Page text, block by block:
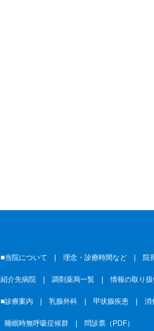
■当院について |理念・診療時間など |院
紹介先病院 |調剤薬局一覧 |情報の取り
■診療案内 |乳腺外科 |甲状腺疾患 |消
■睡眠時無呼吸症候群 |問診票（PDF）